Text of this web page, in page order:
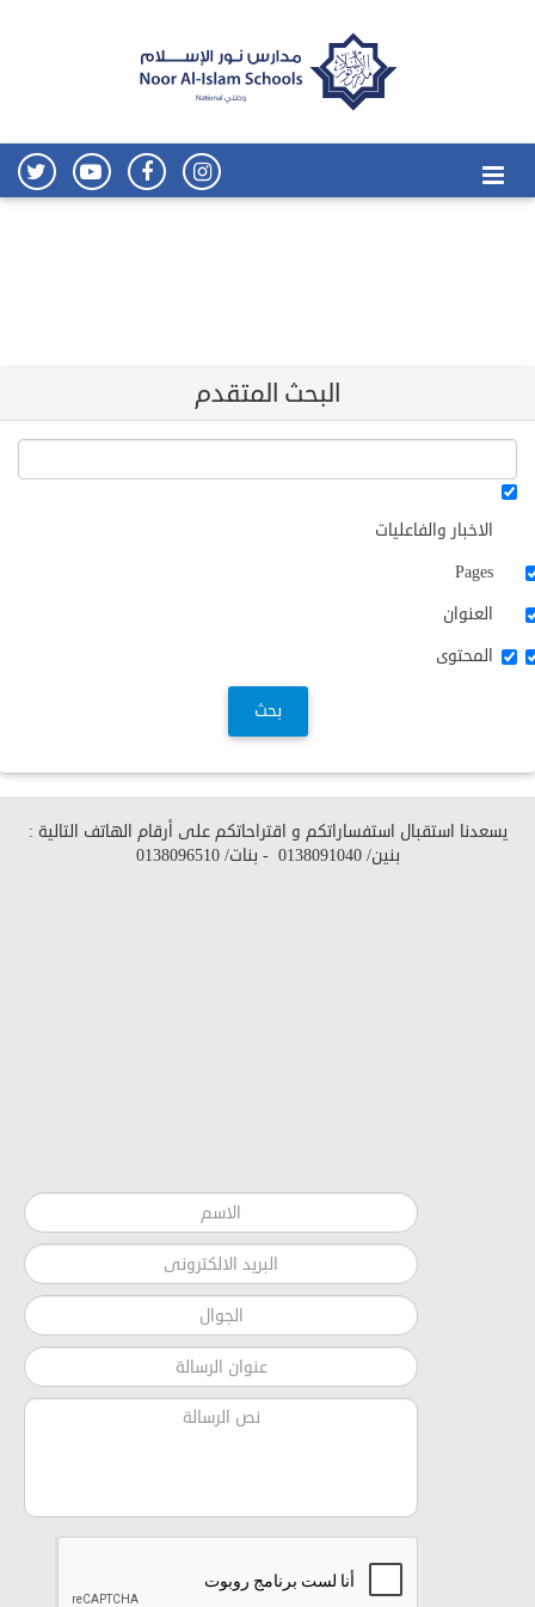
البحث المتقدم
الاخبار والفاعليات
Pages
العنوان
المحتوى
بحث
يسعدنا استقبال استفساراتكم و اقتراحاتكم على أرقام الهاتف التالية :
بنين/0138091040 - بنات/0138096510